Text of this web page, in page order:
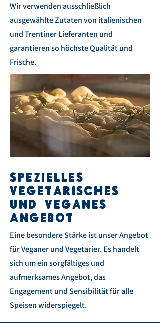
Wir verwenden ausschließlich
ausgewählte Zutaten von italienischen
und Trentiner Lieferanten und
garantieren so höchste Qualität und
Frische.
SPEZIELLES
VEGETARISCHES
UND VEGANES
ANGEBOT
Eine besondere Stärke ist unser Angebot
für Veganer und Vegetarier. Es handelt
sich um ein sorgfältiges und
aufmerksames Angebot, das
Engagement und Sensibilität für alle
Speisen widerspiegelt.